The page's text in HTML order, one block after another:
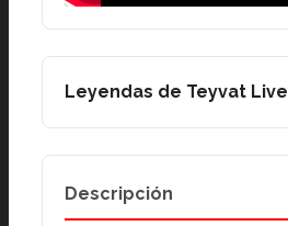
Leyendas de Teyvat Live
Descripción